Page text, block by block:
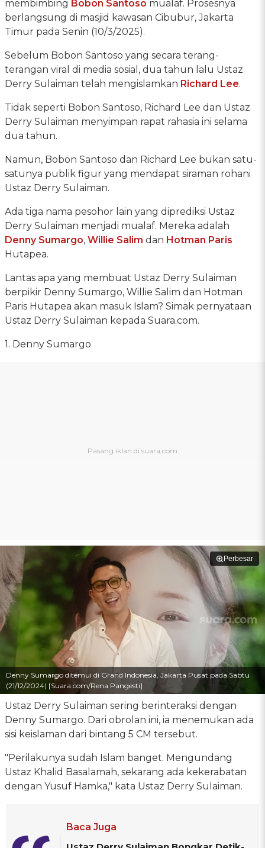
membimbing Bobon Santoso mualaf. Prosesnya
berlangsung di masjid kawasan Cibubur, Jakarta
Timur pada Senin (10/3/2025).
Sebelum Bobon Santoso yang secara terang-
terangan viral di media sosial, dua tahun lalu Ustaz
Derry Sulaiman telah mengislamkan Richard Lee.
Tidak seperti Bobon Santoso, Richard Lee dan Ustaz
Derry Sulaiman menyimpan rapat rahasia ini selama
dua tahun.
Namun, Bobon Santoso dan Richard Lee bukan satu-
satunya publik figur yang mendapat siraman rohani
Ustaz Derry Sulaiman.
Ada tiga nama pesohor lain yang diprediksi Ustaz
Derry Sulaiman menjadi mualaf. Mereka adalah
Denny Sumargo, Willie Salim dan Hotman Paris
Hutapea.
Lantas apa yang membuat Ustaz Derry Sulaiman
berpikir Denny Sumargo, Willie Salim dan Hotman
Paris Hutapea akan masuk Islam? Simak pernyataan
Ustaz Derry Sulaiman kepada Suara.com.
1. Denny Sumargo
Perbesar
Denny Sumargo ditemui di Grand Indonesia, Jakarta Pusat pada Sabtu
(21/12/2024) [Suara.com/Rena Pangesti]
Ustaz Derry Sulaiman sering berinteraksi dengan
Denny Sumargo. Dari obrolan ini, ia menemukan ada
sisi keislaman dari bintang 5 CM tersebut.
"Perilakunya sudah Islam banget. Mengundang
Ustaz Khalid Basalamah, sekarang ada kekerabatan
dengan Yusuf Hamka," kata Ustaz Derry Sulaiman.
Baca Juga